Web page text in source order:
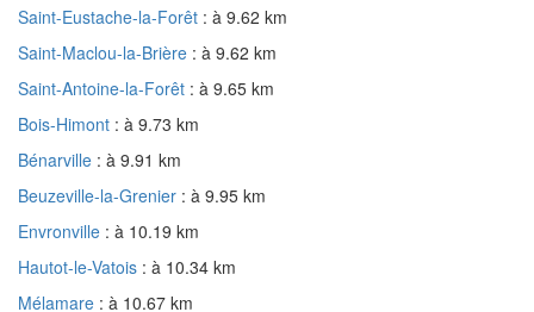
Saint-Eustache-la-Forêt : à 9.62 km
Saint-Maclou-la-Brière : à 9.62 km
Saint-Antoine-la-Forêt : à 9.65 km
Bois-Himont : à 9.73 km
Bénarville : à 9.91 km
Beuzeville-la-Grenier : à 9.95 km
Envronville : à 10.19 km
Hautot-le-Vatois : à 10.34 km
Mélamare : à 10.67 km